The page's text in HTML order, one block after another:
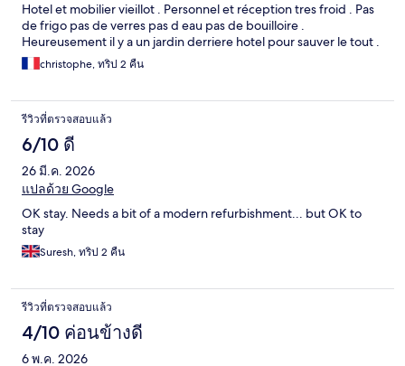
Hotel et mobilier vieillot . Personnel et réception tres froid . Pas
de frigo pas de verres pas d eau pas de bouilloire .
Heureusement il y a un jardin derriere hotel pour sauver le tout .
christophe, ทริป 2 คืน
รีวิวที่ตรวจสอบแล้ว
6/10 ดี
26 มี.ค. 2026
แปลด้วย Google
OK stay. Needs a bit of a modern refurbishment... but OK to
stay
Suresh, ทริป 2 คืน
รีวิวที่ตรวจสอบแล้ว
4/10 ค่อนข้างดี
6 พ.ค. 2026